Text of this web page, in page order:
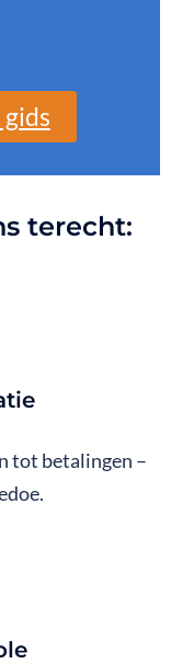
terecht:
tot betalingen –